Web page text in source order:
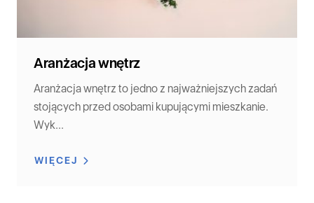
Aranżacja wnętrz
Aranżacja wnętrz to jedno z najważniejszych zadań
stojących przed osobami kupującymi mieszkanie.
Wyk...
WIĘCEJ